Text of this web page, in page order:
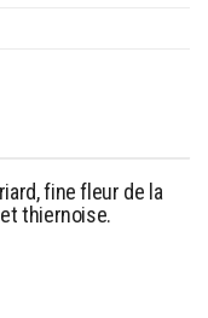
fine fleur de la
thiernoise.